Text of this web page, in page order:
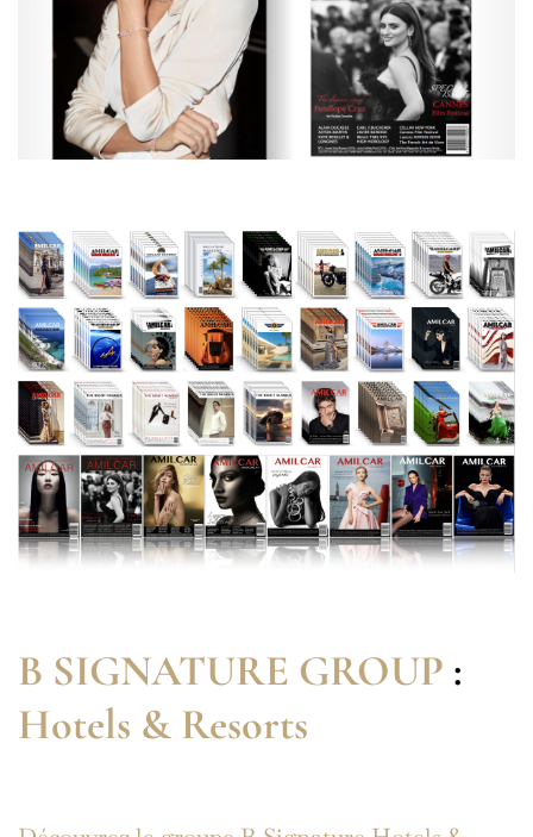
B SIGNATURE GROUP :
Hotels & Resorts